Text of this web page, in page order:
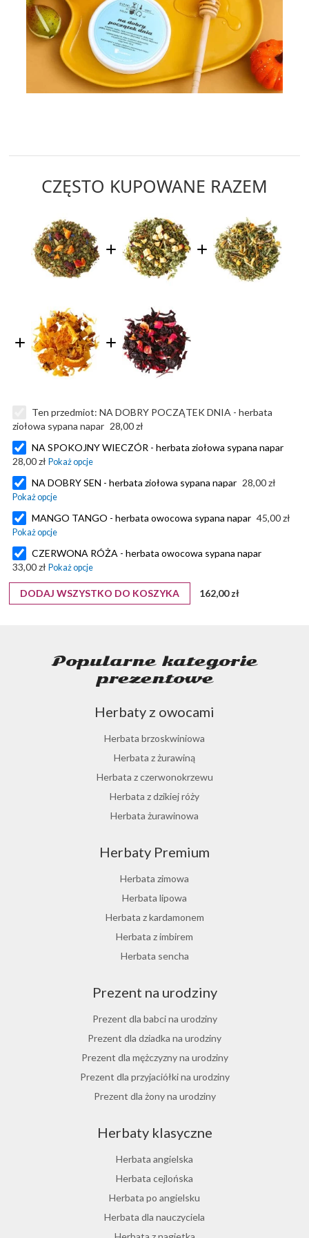
CZĘSTO KUPOWANE RAZEM
Ten przedmiot:NA DOBRY POCZĄTEK DNIA - herbata
ziołowa sypana napar 28,00 zł
NA SPOKOJNY WIECZÓR - herbata ziołowa sypana napar
28,00 zł
NA DOBRY SEN - herbata ziołowa sypana napar 28,00 zł
MANGO TANGO - herbata owocowa sypana napar 45,00 zł
CZERWONA RÓŻA - herbata owocowa sypana napar
33,00 zł
DODAJ WSZYSTKO DO KOSZYKA 162,00 zł
Popularne kategorie
prezentowe
Herbaty z owocami
Herbata brzoskwiniowa
Herbata z żurawiną
Herbata z czerwonokrzewu
Herbata z dzikiej róży
Herbata żurawinowa
Ostrokrzew paragwajski
Hibiskus herbata
Herbata różana
Herbata z lukrecji
Herbata z rokitnika
Herbata jesienna
Herbaty Premium
Herbata zimowa
Herbata lipowa
Herbata z kardamonem
Herbata z imbirem
Herbata sencha
Herbata jaśminowa
Herbata jasminowa
Herbata rumiankowa
Koper włoski herbata
Herbata z goździkami
Herbata z cynamonem
Prezent na urodziny
Prezent dla babci na urodziny
Prezent dla dziadka na urodziny
Prezent dla mężczyzny na urodziny
Prezent dla przyjaciółki na urodziny
Prezent dla żony na urodziny
Prezent dla dziewczyny na urodziny
Prezent dla koleżanki na urodziny
Prezent dla mamy na urodziny
Prezent dla taty na urodziny
Prezent dla męża na urodziny
Prezent dla przyjaciela na urodziny
Herbaty klasyczne
Herbata angielska
Herbata cejlońska
Herbata po angielsku
Herbata dla nauczyciela